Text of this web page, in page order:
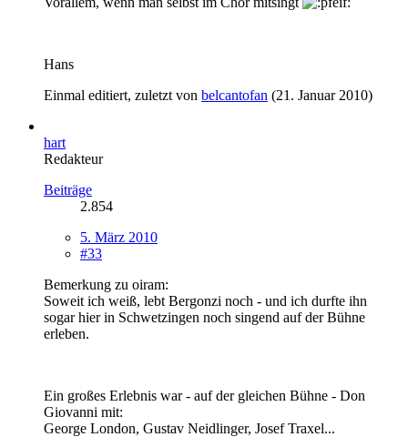
Hans
Einmal editiert, zuletzt von belcantofan (21. Januar 2010)
hart
Redakteur
Beiträge
2.854
5. März 2010
#33
Bemerkung zu oiram:
Soweit ich weiß, lebt Bergonzi noch - und ich durfte ihn
sogar hier in Schwetzingen noch singend auf der Bühne
erleben.
Ein großes Erlebnis war - auf der gleichen Bühne - Don
Giovanni mit:
George London, Gustav Neidlinger, Josef Traxel...